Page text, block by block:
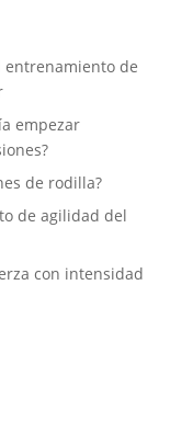
entrenamiento de
empezar
de rodilla?
de agilidad del
con intensidad